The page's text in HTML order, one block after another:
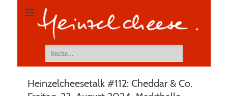
Suchen
nach:
Heinzelcheesetalk #112: Cheddar & Co.